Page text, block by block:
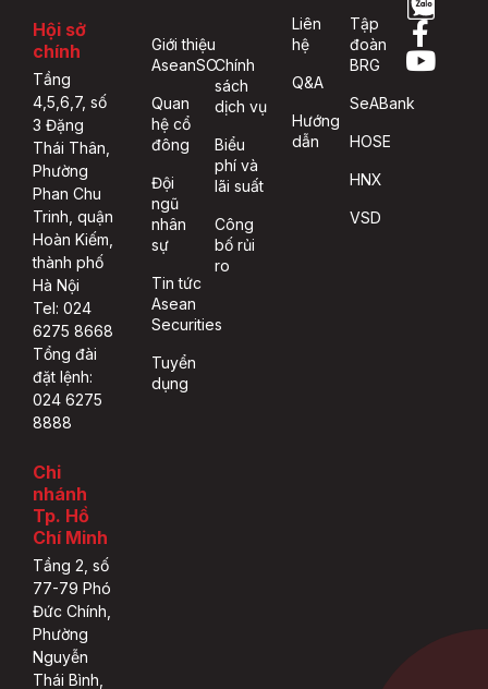
Hội sở
chính
Tầng
4,5,6,7, số
3 Đặng
Thái Thân,
Phường
Phan Chu
Trinh, quận
Hoàn Kiếm,
thành phố
Hà Nội
Tel: 024
6275 8668
Tổng đài
đặt lệnh:
024 6275
8888
Chi
nhánh
Tp. Hồ
Chí Minh
Tầng 2, số
77-79 Phó
Đức Chính,
Phường
Nguyễn
Thái Bình,
Giới thiệu
AseanSC
Quan
hệ cổ
đông
Đội
ngũ
nhân
sự
Tin tức
Asean
Securities
Tuyển
dụng
Chính
sách
dịch vụ
Biểu
phí và
lãi suất
Công
bố rủi
ro
Liên
hệ
Q&A
Hướng
dẫn
Tập
đoàn
BRG
SeABank
HOSE
HNX
VSD